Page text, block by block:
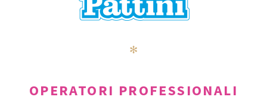
✻
OPERATORI PROFESSIONALI